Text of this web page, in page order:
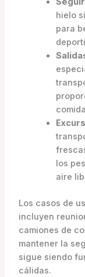
hielo
para
los
aire
Los casos de
incluyen
camiones de
mantener la
sigue siendo
cálidas.